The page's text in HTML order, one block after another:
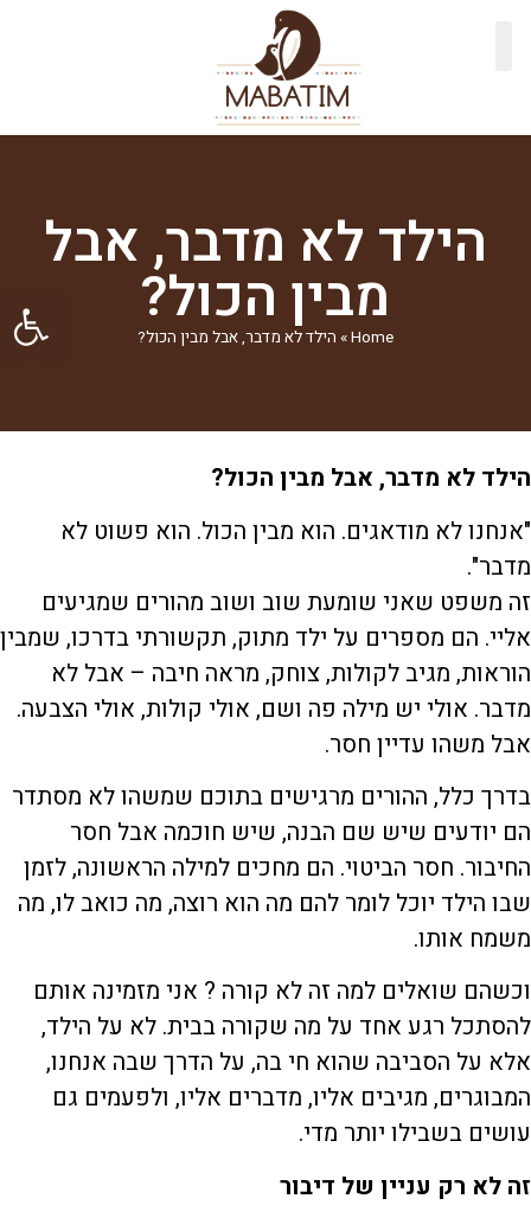
פתח
הילד לא מדבר, אבל
מבין הכול?
Home
» הילד לא מדבר, אבל מבין הכול?
הילד לא מדבר, אבל מבין הכול?
"אנחנו לא מודאגים. הוא מבין הכול. הוא פשוט לא
מדבר".
זה משפט שאני שומעת שוב ושוב מהורים שמגיעים
אליי. הם מספרים על ילד מתוק, תקשורתי בדרכו, שמבין
הוראות, מגיב לקולות, צוחק, מראה חיבה – אבל לא
מדבר. אולי יש מילה פה ושם, אולי קולות, אולי הצבעה.
אבל משהו עדיין חסר.
בדרך כלל, ההורים מרגישים בתוכם שמשהו לא מסתדר
הם יודעים שיש שם הבנה, שיש חוכמה אבל חסר
החיבור. חסר הביטוי. הם מחכים למילה הראשונה, לזמן
שבו הילד יוכל לומר להם מה הוא רוצה, מה כואב לו, מה
משמח אותו.
וכשהם שואלים למה זה לא קורה ? אני מזמינה אותם
להסתכל רגע אחד על מה שקורה בבית. לא על הילד,
אלא על הסביבה שהוא חי בה, על הדרך שבה אנחנו,
המבוגרים, מגיבים אליו, מדברים אליו, ולפעמים גם
עושים בשבילו יותר מדי.
זה לא רק עניין של דיבור